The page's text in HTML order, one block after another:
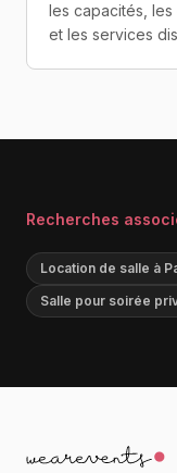
les capacités,
et les services
Recherches
Location de salle à
Salle pour soirée